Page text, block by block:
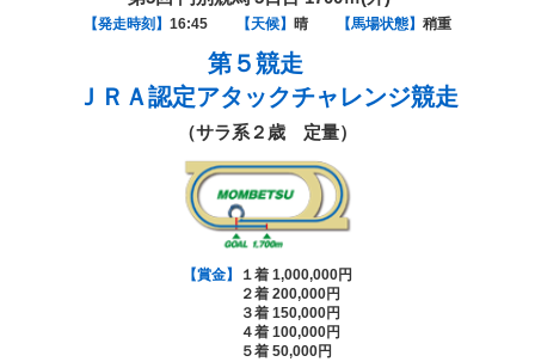
【発走時刻】 16:45 【天候】 晴 【馬場状態】 稍重
第５競走
ＪＲＡ認定アタックチャレンジ競走
（サラ系２歳 定量）
【賞金】
１着 1,000,000円
２着 200,000円
３着 150,000円
４着 100,000円
５着 50,000円